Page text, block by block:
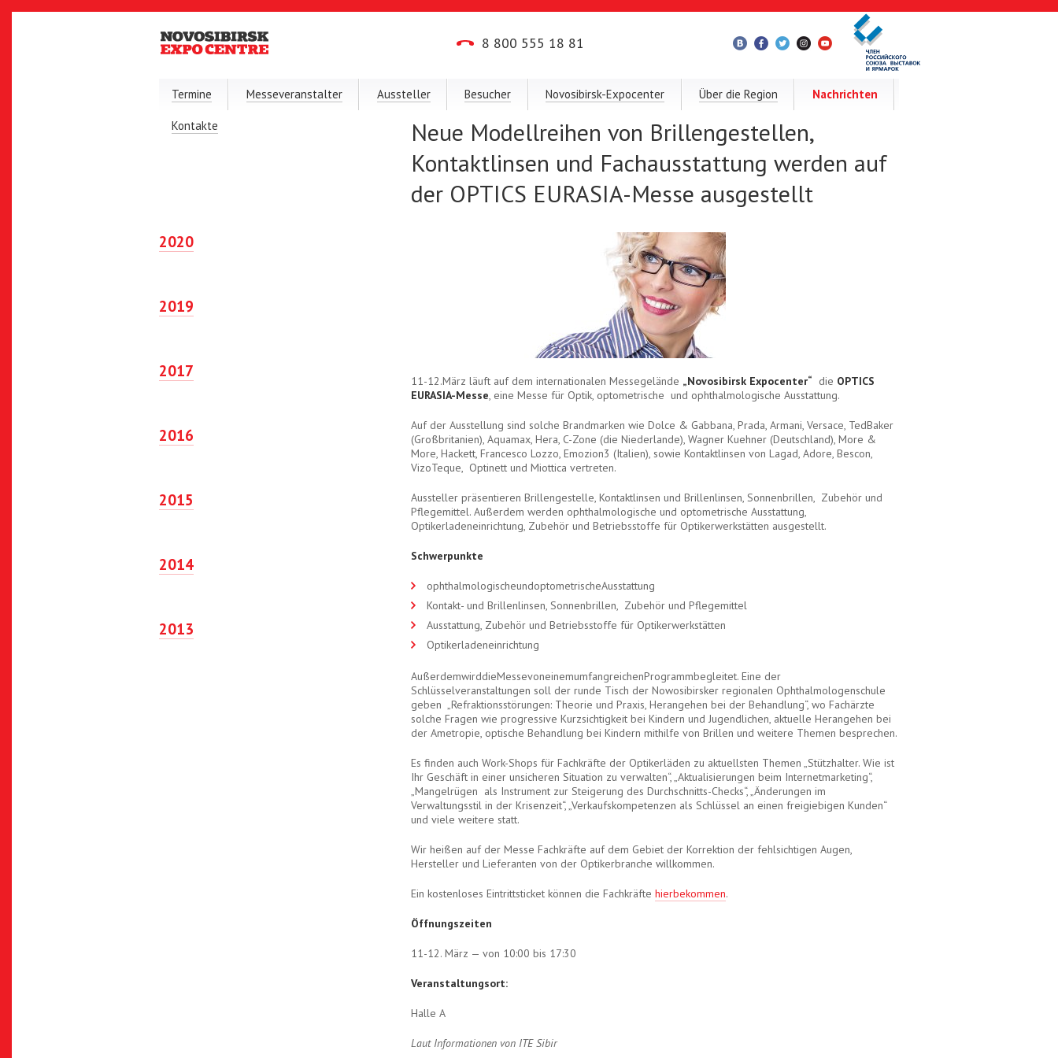
8 800 555 18 81
Termine Messeveranstalter Aussteller Besucher Novosibirsk-Expocenter Über die Region Nachrichten
Kontakte
Neue Modellreihen von Brillengestellen,
Kontaktlinsen und Fachausstattung werden auf
der OPTICS EURASIA-Messe ausgestellt
2020
2019
2017
2016
2015
2014
2013
11-12.März läuft auf dem internationalen Messegelände „Novosibirsk Expocenter“ die OPTICS
EURASIA-Messe, eine Messe für Optik, optometrische und ophthalmologische Ausstattung.
Auf der Ausstellung sind solche Brandmarken wie Dolce & Gabbana, Prada, Armani, Versace, TedBaker
(Großbritanien), Aquamax, Hera, C-Zone (die Niederlande), Wagner Kuehner (Deutschland), More &
More, Hackett, Francesco Lozzo, Emozion3 (Italien), sowie Kontaktlinsen von Lagad, Adore, Bescon,
VizoTeque, Optinett und Miottica vertreten.
Aussteller präsentieren Brillengestelle, Kontaktlinsen und Brillenlinsen, Sonnenbrillen, Zubehör und
Pflegemittel. Außerdem werden ophthalmologische und optometrische Ausstattung,
Optikerladeneinrichtung, Zubehör und Betriebsstoffe für Optikerwerkstätten ausgestellt.
Schwerpunkte
ophthalmologischeundoptometrischeAusstattung
Kontakt- und Brillenlinsen, Sonnenbrillen, Zubehör und Pflegemittel
Ausstattung, Zubehör und Betriebsstoffe für Optikerwerkstätten
Optikerladeneinrichtung
AußerdemwirddieMessevoneinemumfangreichenProgrammbegleitet. Eine der
Schlüsselveranstaltungen soll der runde Tisch der Nowosibirsker regionalen Ophthalmologenschule
geben „Refraktionsstörungen: Theorie und Praxis, Herangehen bei der Behandlung“, wo Fachärzte
solche Fragen wie progressive Kurzsichtigkeit bei Kindern und Jugendlichen, aktuelle Herangehen bei
der Ametropie, optische Behandlung bei Kindern mithilfe von Brillen und weitere Themen besprechen.
Es finden auch Work-Shops für Fachkräfte der Optikerläden zu aktuellsten Themen „Stützhalter. Wie ist
Ihr Geschäft in einer unsicheren Situation zu verwalten“, „Aktualisierungen beim Internetmarketing“,
„Mangelrügen als Instrument zur Steigerung des Durchschnitts-Checks“, „Änderungen im
Verwaltungsstil in der Krisenzeit“, „Verkaufskompetenzen als Schlüssel an einen freigiebigen Kunden“
und viele weitere statt.
Wir heißen auf der Messe Fachkräfte auf dem Gebiet der Korrektion der fehlsichtigen Augen,
Hersteller und Lieferanten von der Optikerbranche willkommen.
Ein kostenloses Eintrittsticket können die Fachkräfte hierbekommen.
Öffnungszeiten
11-12. März — von 10:00 bis 17:30
Veranstaltungsort:
Halle А
Laut Informationen von ITE Sibir